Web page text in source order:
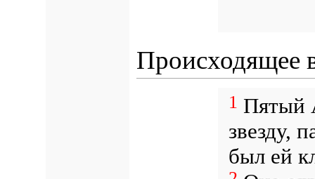
Происходящее
1 Пятый
звезду,
был ей